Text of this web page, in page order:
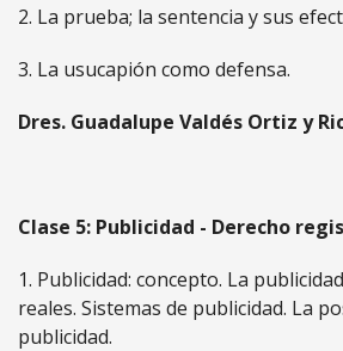
2. La prueba; la sentencia y sus
3. La usucapión como defensa.
Dres. Guadalupe Valdés Ortiz y
Clase 5: Publicidad - Derecho
1. Publicidad: concepto. La
reales. Sistemas de publicidad. La
publicidad.